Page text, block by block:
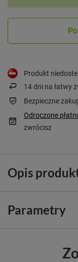
Produkt
14dni na łatwy
Bezpieczne
Odroczone
zwrócisz
Opis
Parametry